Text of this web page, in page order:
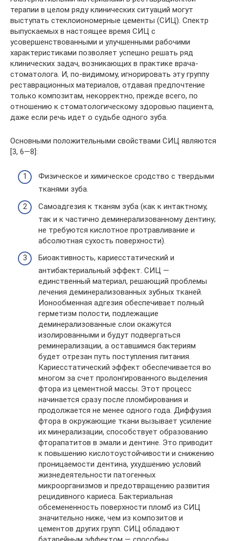
терапии в целом ряду клинических ситуаций могут
выступать стеклоиономерные цементы (СИЦ). Спектр
выпускаемых в настоящее время СИЦ с
усовершенствованными и улучшенными рабочими
характеристиками позволяет успешно решать ряд
клинических задач, возникающих в практике врача-
стоматолога. И, по-видимому, игнорировать эту группу
реставрационных материалов, отдавая предпочтение
только композитам, некорректно, прежде всего, по
отношению к стоматологическому здоровью пациента,
даже если речь идет о судьбе одного зуба.
Основными положительными свойствами СИЦ являются
[3, 6—8]:
Физическое и химическое сродство с твердыми
тканями зуба.
Самоадгезия к тканям зуба (как к интактному,
так и к частично деминерализованному дентину;
не требуются кислотное протравливание и
абсолютная сухость поверхности).
Биоактивность, кариесстатический и
антибактериальный эффект. СИЦ —
единственный материал, решающий проблемы
лечения деминерализованных зубных тканей.
Ионообменная адгезия обеспечивает полный
герметизм полости, подлежащие
деминерализованные слои окажутся
изолированными и будут подвергаться
реминерализации, а оставшимся бактериям
будет отрезан путь поступления питания.
Кариесстатический эффект обеспечивается во
многом за счет пролонгированного выделения
фтора из цементной массы. Этот процесс
начинается сразу после пломбирования и
продолжается не менее одного года. Диффузия
фтора в окружающие ткани вызывает усиление
их минерализации, способствует образованию
фторапатитов в эмали и дентине. Это приводит
к повышению кислотоустойчивости и снижению
проницаемости дентина, ухудшению условий
жизнедеятельности патогенных
микроорганизмов и предотвращению развития
рецидивного кариеса. Бактериальная
обсемененность поверхности пломб из СИЦ
значительно ниже, чем из композитов и
цементов других групп. СИЦ обладают